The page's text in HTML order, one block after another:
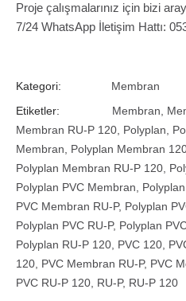
Proje çalışmalarınız için bizi
7/24 WhatsApp İletişim Hattı:
Kategori:
Membran
Etiketler:
Membran
Membran RU-P 120 Polyplan
Membran
Polyplan Membran
Polyplan Membran RU-P 120
Polyplan PVC Membran
PVC Membran RU-P, Polyplan
Polyplan PVC RU-P, Polyplan
Polyplan RU-P 120 PVC 120
120 PVC Membran RU-P, PVC
PVC RU-P 120 RU-P, RU-P 120